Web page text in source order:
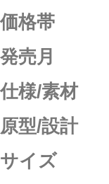
価格帯
発売月
仕様/素材
原型/設計
サイズ